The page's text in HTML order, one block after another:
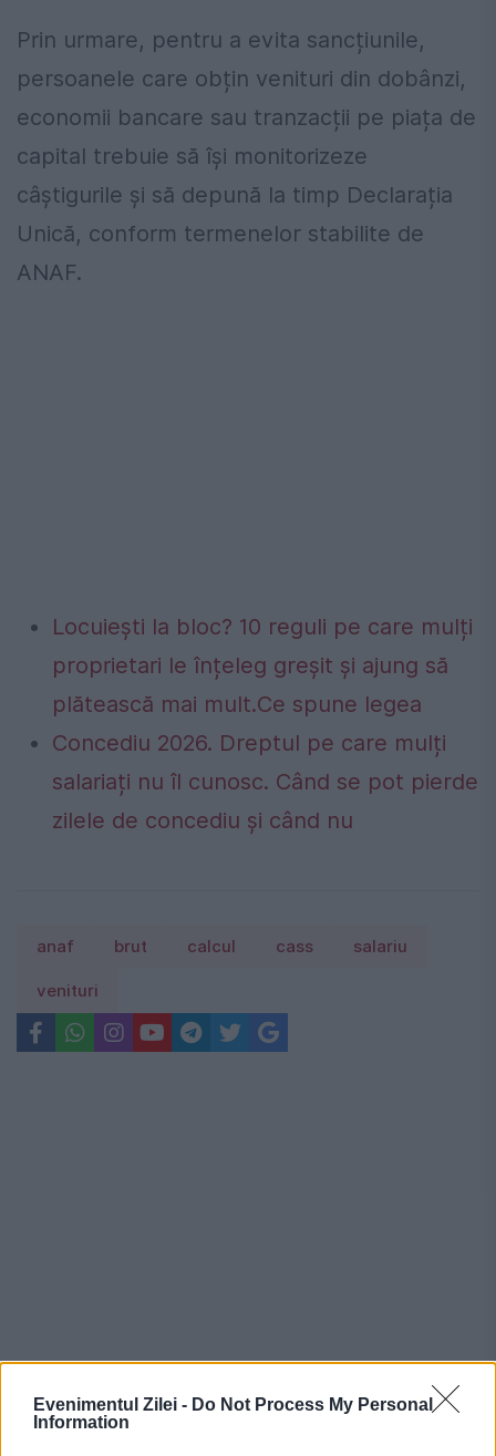
Evenimentul Zilei - Do Not Process My Personal
Information
Prin urmare, pentru a evita sancțiunile,
persoanele care obțin venituri din dobânzi,
economii bancare sau tranzacții pe piața de
capital trebuie să își monitorizeze
câștigurile și să depună la timp Declarația
Unică, conform termenelor stabilite de
ANAF.
Locuiești la bloc? 10 reguli pe care mulți
proprietari le înțeleg greșit și ajung să
plătească mai mult.Ce spune legea
Concediu 2026. Dreptul pe care mulți
salariați nu îl cunosc. Când se pot pierde
zilele de concediu și când nu
anaf brut calcul cass salariu
venituri
Recomandările noastre